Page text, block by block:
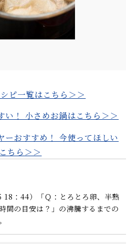
ピ一覧はこちら＞＞
い！ 小さめお鍋はこちら＞＞
ーおすすめ！ 今使ってほしい
ちら＞＞
：44）「Ｑ：とろとろ卵、半熟
間の目安は？」の沸騰するまでの